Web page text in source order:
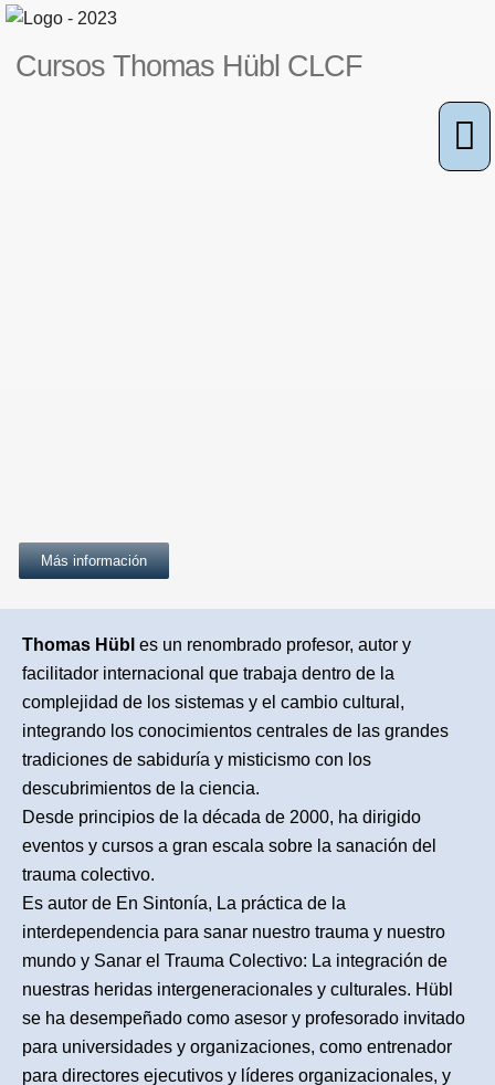
Cursos Thomas Hübl CLCF​
Más información
Thomas Hübl es un renombrado profesor, autor y
facilitador internacional que trabaja dentro de la
complejidad de los sistemas y el cambio cultural,
integrando los conocimientos centrales de las grandes
tradiciones de sabiduría y misticismo con los
descubrimientos de la ciencia.
Desde principios de la década de 2000, ha dirigido
eventos y cursos a gran escala sobre la sanación del
trauma colectivo.
Es autor de En Sintonía, La práctica de la
interdependencia para sanar nuestro trauma y nuestro
mundo y Sanar el Trauma Colectivo: La integración de
nuestras heridas intergeneracionales y culturales. Hübl
se ha desempeñado como asesor y profesorado invitado
para universidades y organizaciones, como entrenador
para directores ejecutivos y líderes organizacionales, y